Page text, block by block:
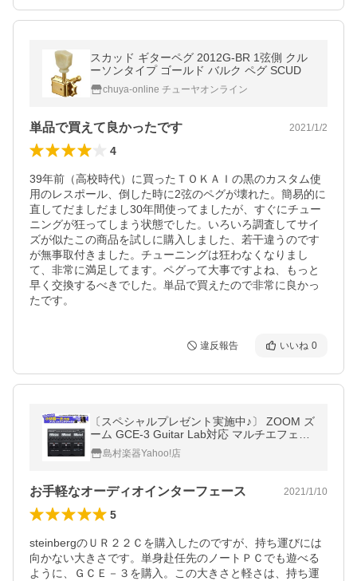
スカッド ギターペグ 2012G-BR 1弦側 クル
ーソンタイプ ゴールド バルク ペグ SCUD
chuya-online チューヤオンライン
単品で買えて良かったです 2021/1/2
4
39年前（高校時代）に買ったＴＯＫＡＩの黒のカスタム使
用のレスポール、倒した時に2弦のペグが壊れた。簡易的に
直してだましだまし30年間使ってましたが、すぐにチュー
ニングが狂ってしまう状態でした。いろいろ調査してサイ
ズが似たこの商品を試しに購入しました、若干違うのです
が無事取付きました。チューニングは狂わなくなりまし
て、非常に満足してます。ペグって大事ですよね、もっと
早く交換するべきでした。単品で買えたので非常に良かっ
たです。
違反報告 いいね 0
〔スペシャルプレゼント実施中♪〕 ZOOM ズ
ーム GCE-3 Guitar Lab対応 マルチエフェク
ター USBオーディオインターフェイス ギタ
ー/ ベース用
島村楽器Yahoo!店
お手軽なオーディオインターフェース 2021/1/10
5
steinbergのＵＲ２２Ｃを購入したのですが、持ち運びには
向かない大きさです。単身赴任先のノートＰＣでも遊べる
ように、ＧＣＥ－３を購入。この大きさと軽さは、持ち運